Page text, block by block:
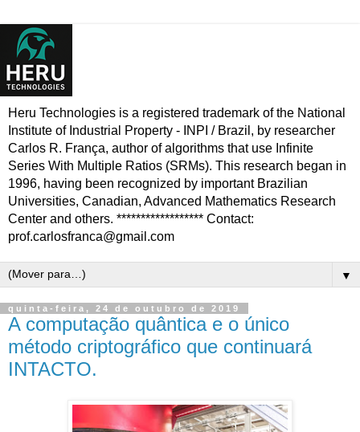
Heru Technologies is a registered trademark of the National
Institute of Industrial Property - INPI / Brazil, by researcher
Carlos R. França, author of algorithms that use Infinite
Series With Multiple Ratios (SRMs). This research began in
1996, having been recognized by important Brazilian
Universities, Canadian, Advanced Mathematics Research
Center and others. ****************** Contact:
prof.carlosfranca@gmail.com
▼
quinta-feira, 24 de outubro de 2019
A computação quântica e o único
método criptográfico que continuará
INTACTO.